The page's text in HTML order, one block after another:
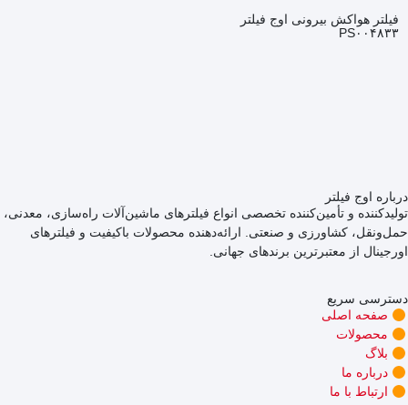
فیلتر هواکش بیرونی اوج فیلتر
PS۰۰۴۸۳۳
درباره اوج فیلتر
تولیدکننده و تأمین‌کننده تخصصی انواع فیلترهای ماشین‌آلات راه‌سازی، معدنی،
حمل‌ونقل، کشاورزی و صنعتی. ارائه‌دهنده محصولات باکیفیت و فیلترهای
اورجینال از معتبرترین برندهای جهانی.
دسترسی سریع
صفحه اصلی
محصولات
بلاگ
درباره ما
ارتباط با ما